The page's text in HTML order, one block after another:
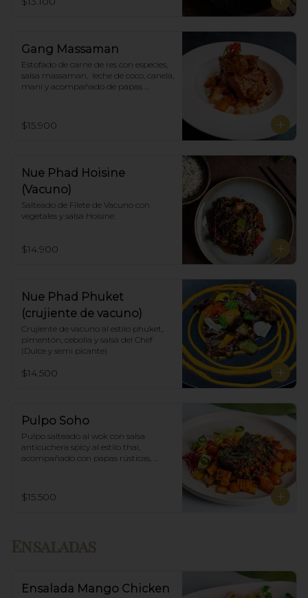
Gang Massaman
Estofado de carne de res con especies,
salsa massaman,  leche de coco, canela,
maní y acompañado de papas
$15.900
Nue Phad Hoisine
(Vacuno)
Salteado de Filete de Vacuno con
vegetales y salsa Hoisine.
$14.900
Nue Phad Phuket
(crujiente de vacuno)
Crujiente de vacuno al estilo phuket,
pimentón, cebolla y salsa del Chef
(Dulce y semi picante)
$14.500
Pulpo Soho
Pulpo salteado al wok con salsa
anticuchera spicy al estilo thai,
acompañado con papas rústicas,
$15.500
Ensaladas
Ensalada Mango Chicken